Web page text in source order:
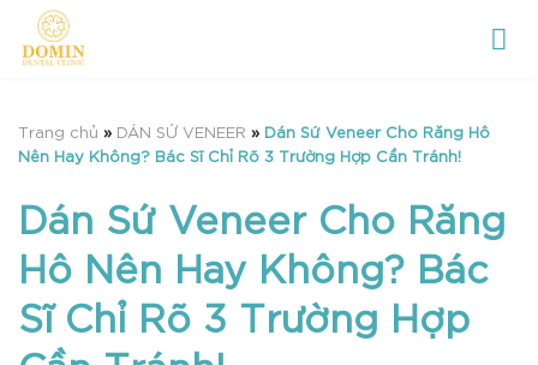
Chuyển
đến
Trang chủ » DÁN SỨ VENEER » Dán Sứ Veneer Cho Răng Hô
Nên Hay Không? Bác Sĩ Chỉ Rõ 3 Trường Hợp Cần Tránh!
Dán Sứ Veneer Cho Răng
Hô Nên Hay Không? Bác
Sĩ Chỉ Rõ 3 Trường Hợp